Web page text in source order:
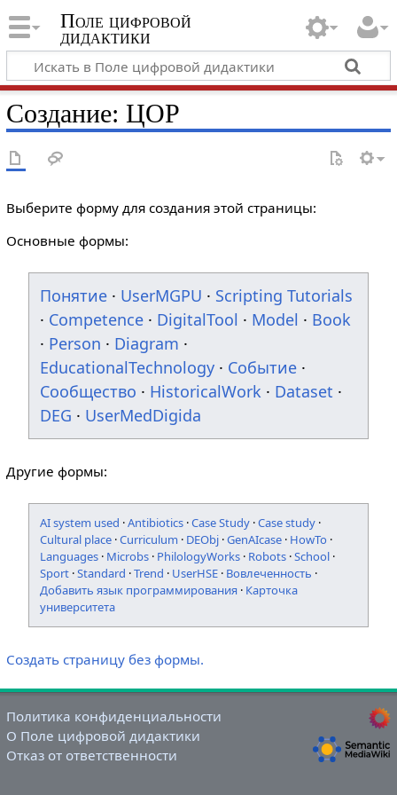
Поле цифровой
дидактики
Создание: ЦОР
Выберите форму для создания этой страницы:
Основные формы:
Понятие · UserMGPU · Scripting Tutorials
· Competence · DigitalTool · Model · Book
· Person · Diagram ·
EducationalTechnology · Событие ·
Сообщество · HistoricalWork · Dataset ·
DEG · UserMedDigida
Другие формы:
AI system used ·Antibiotics ·Case Study ·Case study ·
Cultural place ·Curriculum · DEObj ·GenAIcase · HowTo ·
Languages · Microbs · PhilologyWorks · Robots ·School ·
Sport ·Standard ·Trend · UserHSE · Вовлеченность ·
Добавить язык программирования · Карточка
университета
Создать страницу без формы.
Политика конфиденциальности
О Поле цифровой дидактики
Отказ от ответственности